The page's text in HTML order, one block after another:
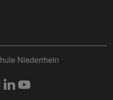
Niederrhein